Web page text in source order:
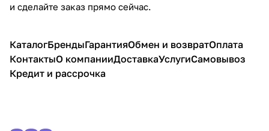
и сделайте заказ прямо сейчас.
КаталогБрендыГарантияОбмен и возвратОплата
КонтактыО компанииДоставкаУслугиСамовывоз
Кредит и рассрочка